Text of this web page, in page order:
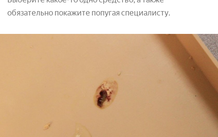
обязательно покажите попугая специалисту.